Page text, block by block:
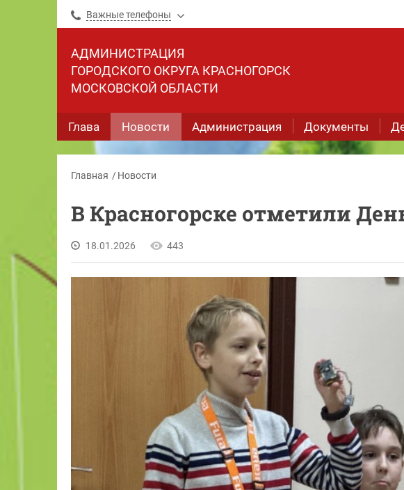
Важные телефоны
АДМИНИСТРАЦИЯ
ГОРОДСКОГО ОКРУГА КРАСНОГОРСК
МОСКОВСКОЙ ОБЛАСТИ
Глава Новости Администрация Документы
Главная Новости
В Красногорске отметили
18.01.2026 443